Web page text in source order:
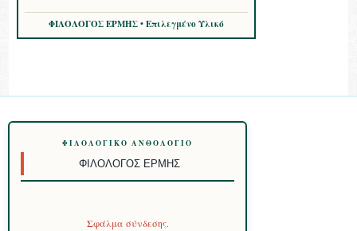
ΦΙΛΟΛΟΓΟΣ ΕΡΜΗΣ • Επιλεγμένο Υλικό
ΦΙΛΟΛΟΓΙΚΌ ΑΝΘΟΛΌΓΙΟ
ΦΙΛΌΛΟΓΟΣ ΕΡΜΉΣ
Σφάλμα σύνδεσης.